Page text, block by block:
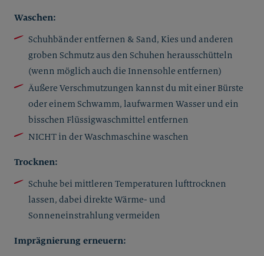
Waschen:
Schuhbänder entfernen & Sand, Kies und anderen
groben Schmutz aus den Schuhen herausschütteln
(wenn möglich auch die Innensohle entfernen)
Äußere Verschmutzungen kannst du mit einer Bürste
oder einem Schwamm, laufwarmen Wasser und ein
bisschen Flüssigwaschmittel entfernen
NICHT in der Waschmaschine waschen
Trocknen:
Schuhe bei mittleren Temperaturen lufttrocknen
lassen, dabei direkte Wärme- und
Sonneneinstrahlung vermeiden
Imprägnierung erneuern: